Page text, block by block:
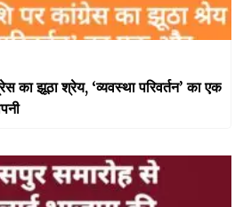
का झूठा श्रेय, ‘व्यवस्था परिवर्तन’ का एक